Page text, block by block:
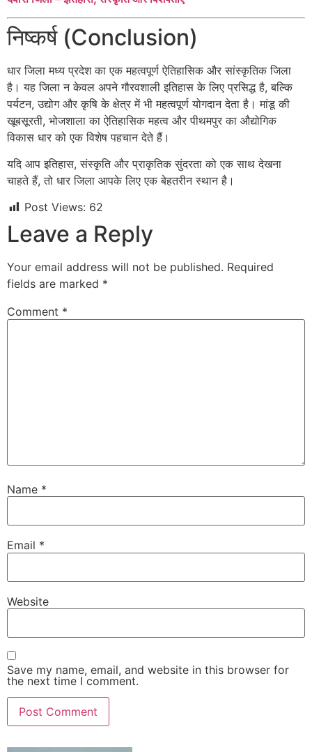
निष्कर्ष (Conclusion)
धार जिला मध्य प्रदेश का एक महत्वपूर्ण ऐतिहासिक और सांस्कृतिक जिला
है। यह जिला न केवल अपने गौरवशाली इतिहास के लिए प्रसिद्ध है, बल्कि
पर्यटन, उद्योग और कृषि के क्षेत्र में भी महत्वपूर्ण योगदान देता है। मांडू की
खूबसूरती, भोजशाला का ऐतिहासिक महत्व और पीथमपुर का औद्योगिक
विकास धार को एक विशेष पहचान देते हैं।
यदि आप इतिहास, संस्कृति और प्राकृतिक सुंदरता को एक साथ देखना
चाहते हैं, तो धार जिला आपके लिए एक बेहतरीन स्थान है।
Post Views: 62
Leave a Reply
Your email address will not be published. Required
fields are marked *
Comment *
Name *
Email *
Website
Save my name, email, and website in this browser for
the next time I comment.